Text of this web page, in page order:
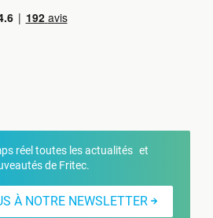
réel toutes les actualités et
de Fritec.
À NOTRE NEWSLETTER